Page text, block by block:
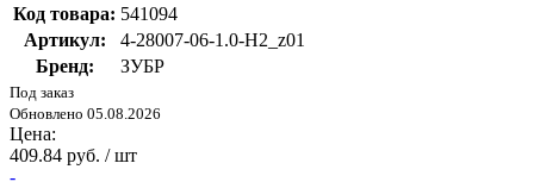
Код товара: 541094
Артикул:
4-28007-06-1.0-H2_z01
Бренд:
ЗУБР
Под заказ
Обновлено 05.08.2026
Цена:
409.84 руб. / шт
-